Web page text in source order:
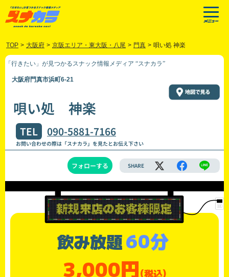
TOP > 大阪府 > 京阪エリア・東大阪・八尾 > 門真 > 唄い処 神楽
「行きたい」が見つかるスナック情報メディア “スナカラ”
大阪府門真市浜町6-21
唄い処 神楽
TEL 090-5881-7166
お問い合わせの際は「スナカラ」を見たとお伝え下さい
フォローする SHARE
飲み放題60分
3,000円(税込)